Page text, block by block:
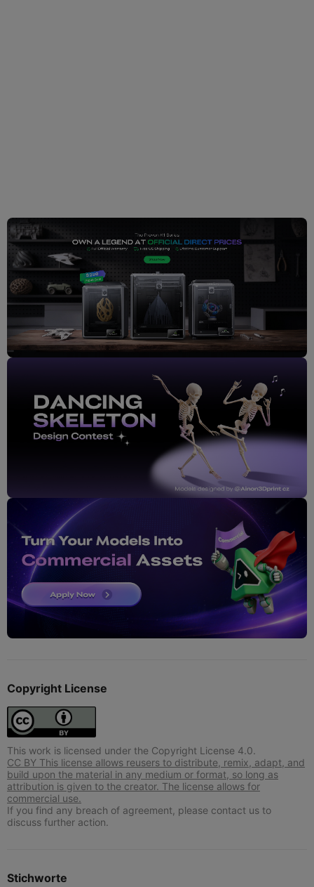
Copyright License
This work is licensed under the Copyright License 4.0.
CC BY This license allows reusers to distribute, remix, adapt, and
build upon the material in any medium or format, so long as
attribution is given to the creator. The license allows for
commercial use.
If you find any breach of agreement, please contact us to
discuss further action.
Stichworte